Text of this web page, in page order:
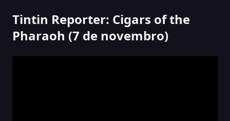
Tintin Reporter: Cigars of the
Pharaoh (7 de novembro)